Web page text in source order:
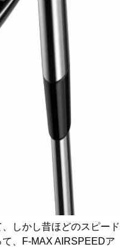
しかし昔ほどのスピード
、F-MAX AIRSPEEDア